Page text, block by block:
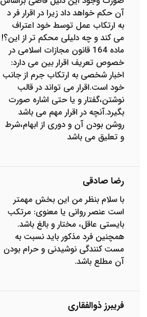
آن حکم خواهد داد زیرا در اقرار فر د
به ارتکاب عمل توسط خود اعتراف
می کند و چه دلیلی محکم تر از این؟!
ماده 164 قانون مجازات اسلامی در
خصوص تعریف اقرار بین می دارد:
اخبار شخصی به ارتکاب جرم از جانب
خود است.اقرار می تواند در قالب
نوشتن،گفتار و یا حتی اشاره صورت
بگیرد.آنچه در اقرار مهم می باشد
روشن بودن آن و دوری از ابهام،شرط
و تعلیق می باشد
رضا صادقی
با سلام بنظر من این بخش مهمتر
است عنصر روانی یا معنوی: مرتکب
بایستی عاقل، مختار و بالغ باشد.
همچنین فرد مذکور باید نسبت به
مست کنندگی نوشیدنی و حرام بودن
آن مطلع باشد.
فریبرز ذوالفقاری